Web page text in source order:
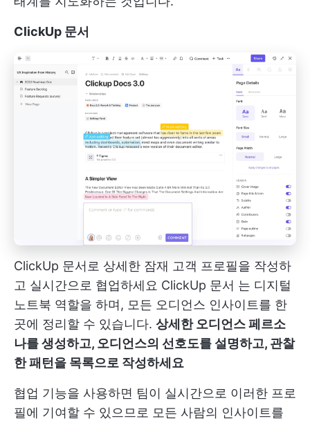
ClickUp 문서
ClickUp 문서로 상세한 잠재 고객 프로필을 작성하
고 실시간으로 협업하세요 ClickUp 문서 는 디지털
노트북 역할을 하며, 모든 오디언스 인사이트를 한
곳에 정리할 수 있습니다. 상세한 오디언스 페르소
나를 생성하고, 오디언스의 선호도를 설명하고, 관찰
한 패턴을 목록으로 작성하세요
협업 기능을 사용하면 팀이 실시간으로 이러한 프로
필에 기여할 수 있으므로 모든 사람의 인사이트를